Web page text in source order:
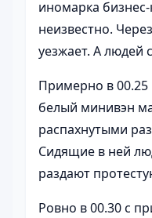
иномарка бизнес-
неизвестно.
уезжает. А людей
Примерно в 00.25
белый минивэн
распахнутыми
Сидящие в ней
раздают
Ровно в 00.30 с